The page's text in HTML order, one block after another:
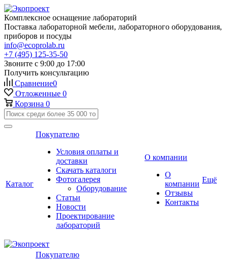
Комплексное оснащение лабораторий
Поставка лабораторной мебели, лабораторного оборудования,
приборов и посуды
info@ecoprolab.ru
+7 (495) 125-35-50
Звоните с 9:00 до 17:00
Получить консультацию
Сравнение0
Отложенные 0
Корзина 0
Каталог
Покупателю
Условия оплаты и
доставки
Скачать каталоги
Фотогалерея
Оборудование
Статьи
Новости
Проектирование
лабораторий
О компании
О
компании
Отзывы
Контакты
Ещё
Покупателю